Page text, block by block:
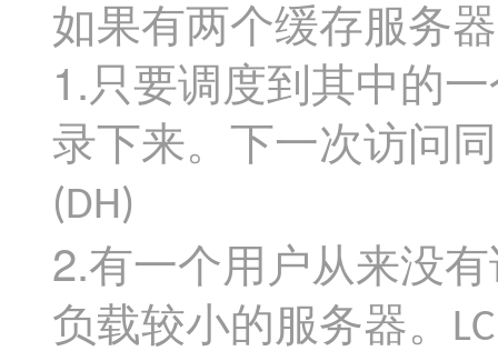
如果有两个缓存服务器
1.只要调度到其中的
录下来。下一次访问
(DH)
2.有一个用户从来没
负载较小的服务器。
LC